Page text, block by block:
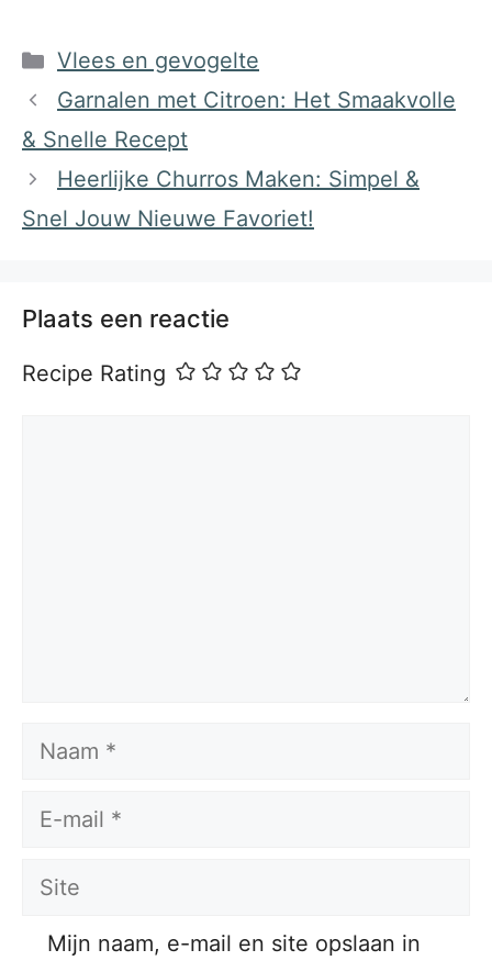
Categorieën
Vlees en gevogelte
Garnalen met Citroen: Het Smaakvolle
& Snelle Recept
Heerlijke Churros Maken: Simpel &
Snel Jouw Nieuwe Favoriet!
Plaats een reactie
Recipe Rating
Naam
E-
Site
Mijn naam, e-mail en site opslaan in